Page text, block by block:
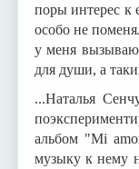
поры интерес к
особо не
у меня
для души, а
...Наталья
альбом "Mi
музыку к нему